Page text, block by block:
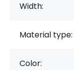
Width:
Material type:
Color: